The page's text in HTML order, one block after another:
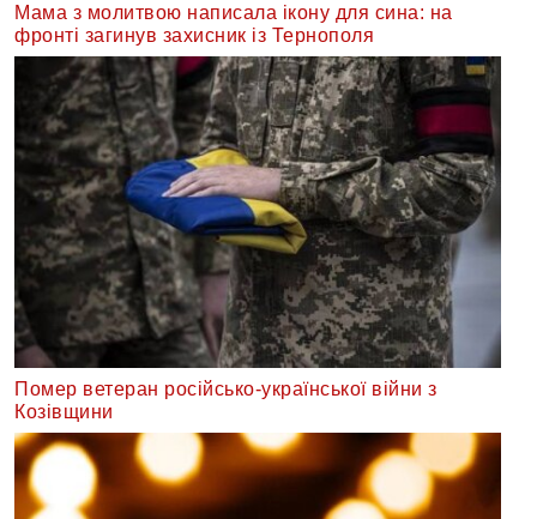
Мама з молитвою написала ікону для сина: на
фронті загинув захисник із Тернополя
Помер ветеран російсько-української війни з
Козівщини